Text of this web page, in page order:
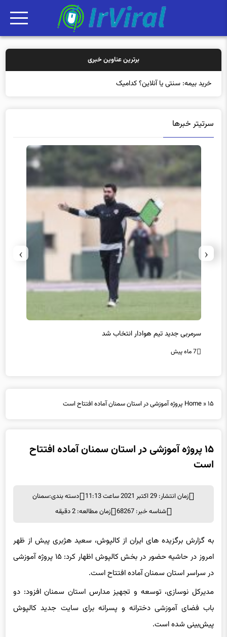
برترین عناوین خبری
خرید بیمه: سنتی یا آنلاین؟ کدامیک تجربه بهتر
سرتیتر خبرها
سرمربی جدید تیم هوادار انتخاب شد
7 ماه پیش
‹
›
Home»۱۵ پروژه آموزشی در استان سمنان آماده افتتاح است
۱۵ پروژه آموزشی در استان سمنان آماده افتتاح
است
زمان انتشار: 29 اکتبر 2021 ساعت 11:13 دسته بندی:سمنان
شناسه خبر: 68267
زمان مطالعه: 2 دقیقه
به گزارش برگزیده های ایران از کالپوش، سعید هژبری پیش از ظهر
امروز در حاشیه حضور در بخش کالپوش اظهار کرد: ۱۵ پروژه آموزشی
در سراسر استان سمنان آماده افتتاح است.
مدیرکل نوسازی، توسعه و تجهیز مدارس استان سمنان افزود: دو
باب فضای آموزشی دخترانه و پسرانه برای سایت جدید کالپوش
پیش‌بینی شده است.‌